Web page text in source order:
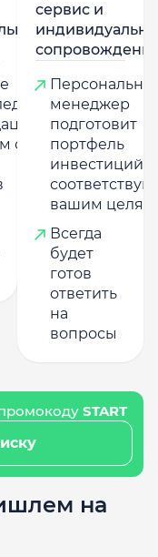
от
сервис и
менеджер
подготовит
портфель
инвестиций,
вашим целям
Всегда
будет
готов
ответить
на
вопросы
START
на